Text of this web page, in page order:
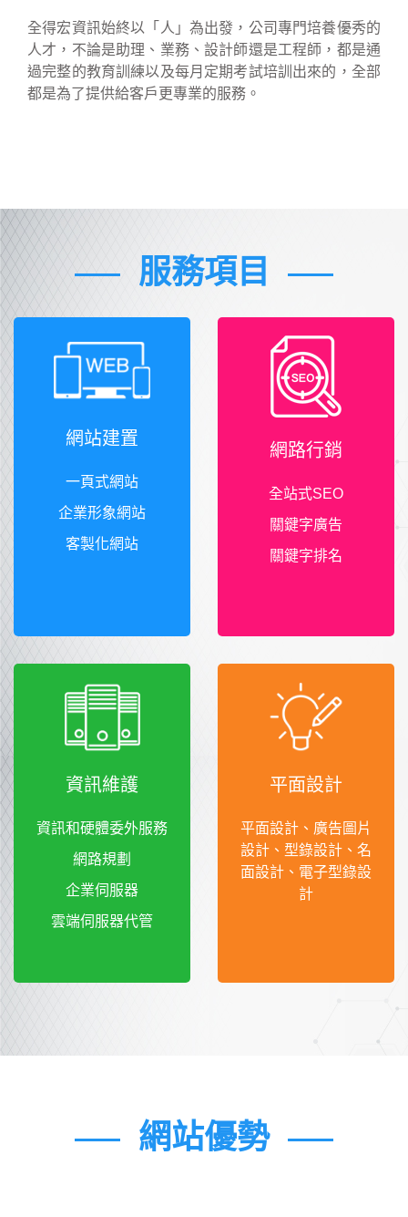
全得宏資訊始終以「人」為出發，公司專門培養優秀的
人才，不論是助理、業務、設計師還是工程師，都是通
過完整的教育訓練以及每月定期考試培訓出來的，全部
都是為了提供給客戶更專業的服務。
服務項目
網站建置
一頁式網站
企業形象網站
客製化網站
網路行銷
全站式SEO
關鍵字廣告
關鍵字排名
資訊維護
資訊和硬體委外服務
網路規劃
企業伺服器
雲端伺服器代管
平面設計
平面設計、廣告圖片
設計、型錄設計、名
面設計、電子型錄設
計
網站優勢